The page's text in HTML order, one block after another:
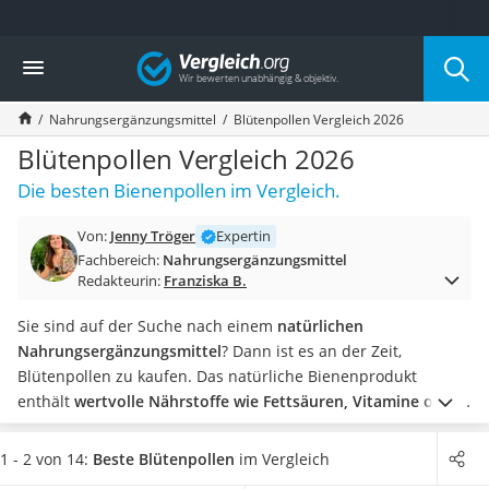
Die beliebtesten Vergleiche nach Kategorie
Drogerie
Inhalator
Haarschneider
Rollator
Braun Rasierer
Katzenklappe (Chip)
Masturbator
Massagepistole
Reisehaartrockner
Eiweißpulver
Magnesiumpräparat
Katzenklappe
Nackenmassagegerät
Zeckenschutz Katze
Vergleich
Nahrungsergänzungsmittel Blütenpollen Vergleich 2026
Blütenpollen Vergleich 2026
Die besten Bienenpollen im Vergleich.
Von: Jenny Tröger
Expertin
Fachbereich: Nahrungsergänzungsmittel
Redakteurin: Franziska B.
Sie sind auf der Suche nach einem natürlichen
Nahrungsergänzungsmittel? Dann ist es an der Zeit,
Blütenpollen zu kaufen. Das natürliche Bienenprodukt
enthält wertvolle Nährstoffe wie Fettsäuren, Vitamine oder
Mineralstoffe. Wie Tests von Blütenpollen zeigen, tragen sie
nachhaltig zurStärkung des Immunsystems
1 - 2 von 14: Beste Blütenpollen im Vergleich